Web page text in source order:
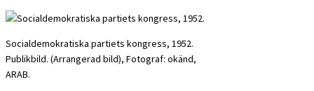
Socialdemokratiska partiets kongress, 1952.
Publikbild. (Arrangerad bild), Fotograf: okänd,
ARAB.